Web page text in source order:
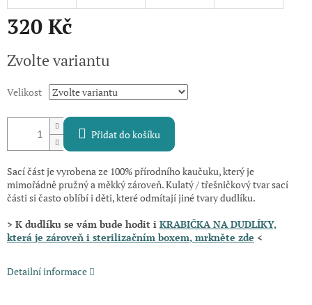
320 Kč
cena:
Zvolte variantu
Velikost
Přidat do košíku
Sací část je vyrobena ze 100% přírodního kaučuku, který je
mimořádně pružný a měkký zároveň. Kulatý / třešničkový tvar sací
části si často oblíbí i děti, které odmítají jiné tvary dudlíku.
> K dudlíku se vám bude hodit i KRABIČKA NA DUDLÍKY,
která je zároveň i sterilizačním boxem, mrkněte zde <
Detailní informace